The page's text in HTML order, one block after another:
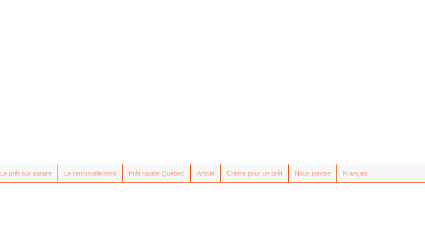
Le prêt sur salaire Le renouvellement Prêt rapide Québec Article Critère pour un prêt Nous joindre Français